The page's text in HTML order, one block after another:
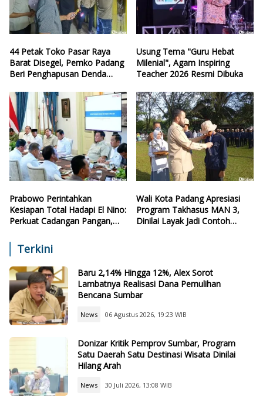
44 Petak Toko Pasar Raya
Barat Disegel, Pemko Padang
Beri Penghapusan Denda
Usung Tema "Guru Hebat
Milenial", Agam Inspiring
Teacher 2026 Resmi Dibuka
Prabowo Perintahkan
Kesiapan Total Hadapi El Nino:
Perkuat Cadangan Pangan,
Wali Kota Padang Apresiasi
Program Takhasus MAN 3,
Dinilai Layak Jadi Contoh
Terkini
Baru 2,14% Hingga 12%, Alex Sorot
Lambatnya Realisasi Dana Pemulihan
Bencana Sumbar
News 06 Agustus 2026, 19:23 WIB
Donizar Kritik Pemprov Sumbar, Program
Satu Daerah Satu Destinasi Wisata Dinilai
Hilang Arah
News 30 Juli 2026, 13:08 WIB